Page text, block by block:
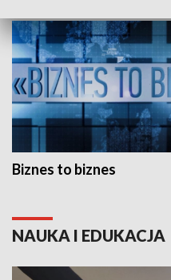
Biznes to biznes
NAUKA I EDUKACJA